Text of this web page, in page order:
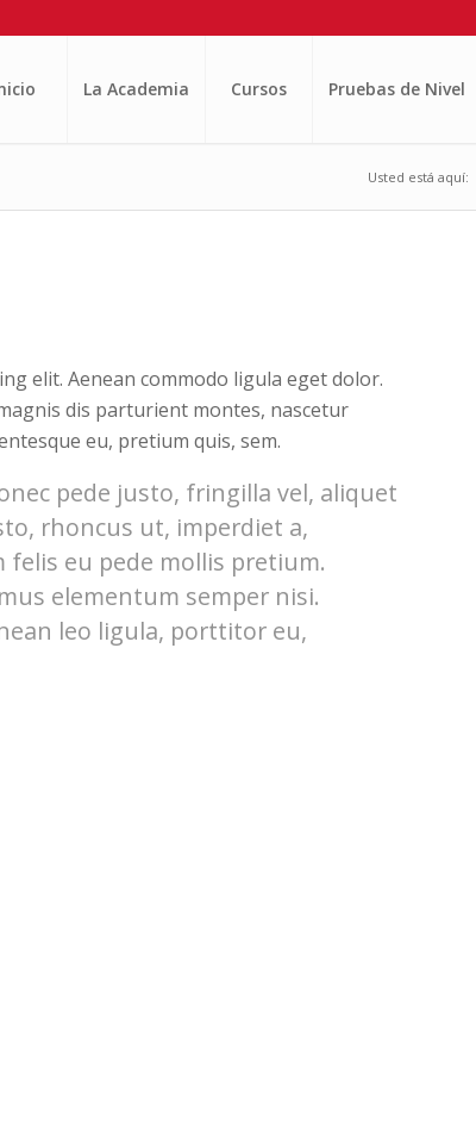
La Academia Cursos Pruebas de Nivel
Usted está aquí:
elit. Aenean commodo ligula eget dolor.
dis parturient montes, nascetur
eu, pretium quis, sem.
pede justo, fringilla vel, aliquet
rhoncus ut, imperdiet a,
eu pede mollis pretium.
elementum semper nisi.
leo ligula, porttitor eu,